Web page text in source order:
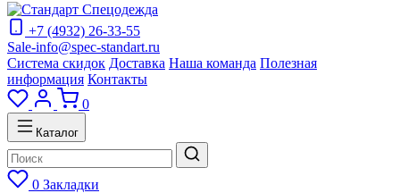
+7 (4932) 26-33-55
Sale-info@spec-standart.ru
Система скидок Доставка Наша команда Полезная
информация Контакты
0
Каталог
0 Закладки